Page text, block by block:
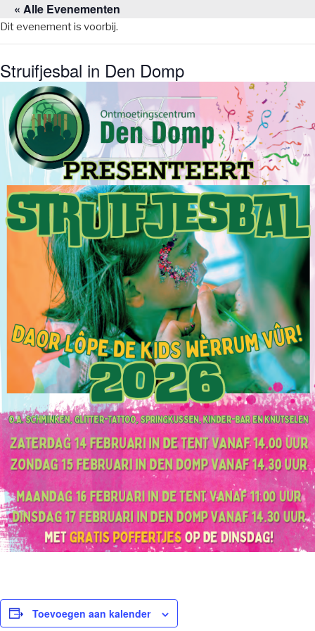
Naar
de
inhoud
« Alle Evenementen
Dit evenement is voorbij.
Struifjesbal in Den Domp
Toevoegen aan kalender